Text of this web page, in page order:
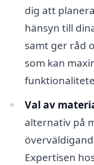
dig att
hänsyn till
samt ger råd
som kan
Val av
alternativ på
Expertisen